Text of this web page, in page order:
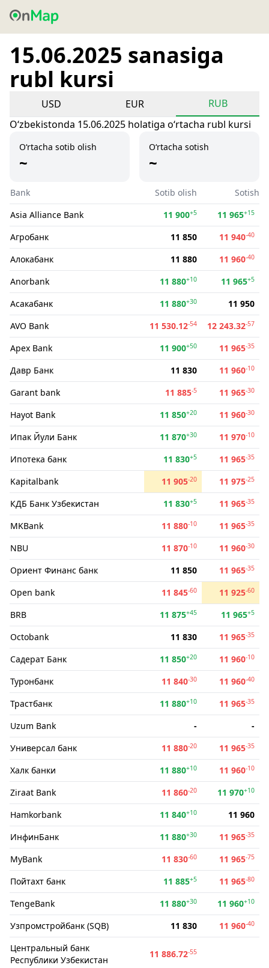
15.06.2025 sanasiga
rubl kursi
USD EUR
RUB
Oʻzbekistonda 15.06.2025 holatiga oʻrtacha rubl kursi
O‘rtacha sotib olish
~
O‘rtacha sotish
~
Bank Sotib olish
Sotish
Asia Alliance Bank
11 900+5 11 965+15
Агробанк 11 850 11 940-40
Алокабанк 11 880 11 960-40
Anorbank 11 880+10 11 965+5
Асакабанк 11 880+30
11 950
AVO Bank
11 530.12-54 12 243.32-57
Apex Bank 11 900+50 11 965-35
Давр Банк 11 830 11 960-10
Garant bank 11 885-5 11 965-30
Hayot Bank 11 850+20 11 960-30
Ипак Йули Банк 11 870+30 11 970-10
Ипотека банк 11 830+5 11 965-35
Kapitalbank 11 905-20 11 975-25
КДБ Банк Узбекистан 11 830+5 11 965-35
MKBank 11 880-10 11 965-35
NBU 11 870-10 11 960-30
Ориент Финанс банк 11 850 11 965-35
Open bank 11 845-60 11 925-60
BRB 11 875+45 11 965+5
Octobank 11 830 11 965-35
Садерат Банк 11 850+20 11 960-10
Туронбанк 11 840-30 11 960-40
Трастбанк 11 880+10 11 965-35
Uzum Bank -
-
Универсал банк
11 880-20 11 965-35
Халк банки 11 880+10 11 960-10
Ziraat Bank 11 860-20 11 970+10
Hamkorbank 11 840+10
11 960
ИнфинБанк
11 880+30 11 965-35
MyBank 11 830-60 11 965-75
Пойтахт банк 11 885+5 11 965-80
TengeBank 11 880+30 11 960+10
Узпромстройбанк (SQB) 11 830 11 960-40
Центральный банк
Республики Узбекистан
11 886.72-55